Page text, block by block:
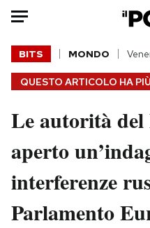
HOME
Italia
Politica
Tecnologia
Scienza
QUESTO ARTICOLO HA
BITS MONDO
Le autorità del
aperto
interferenze
Parlamento